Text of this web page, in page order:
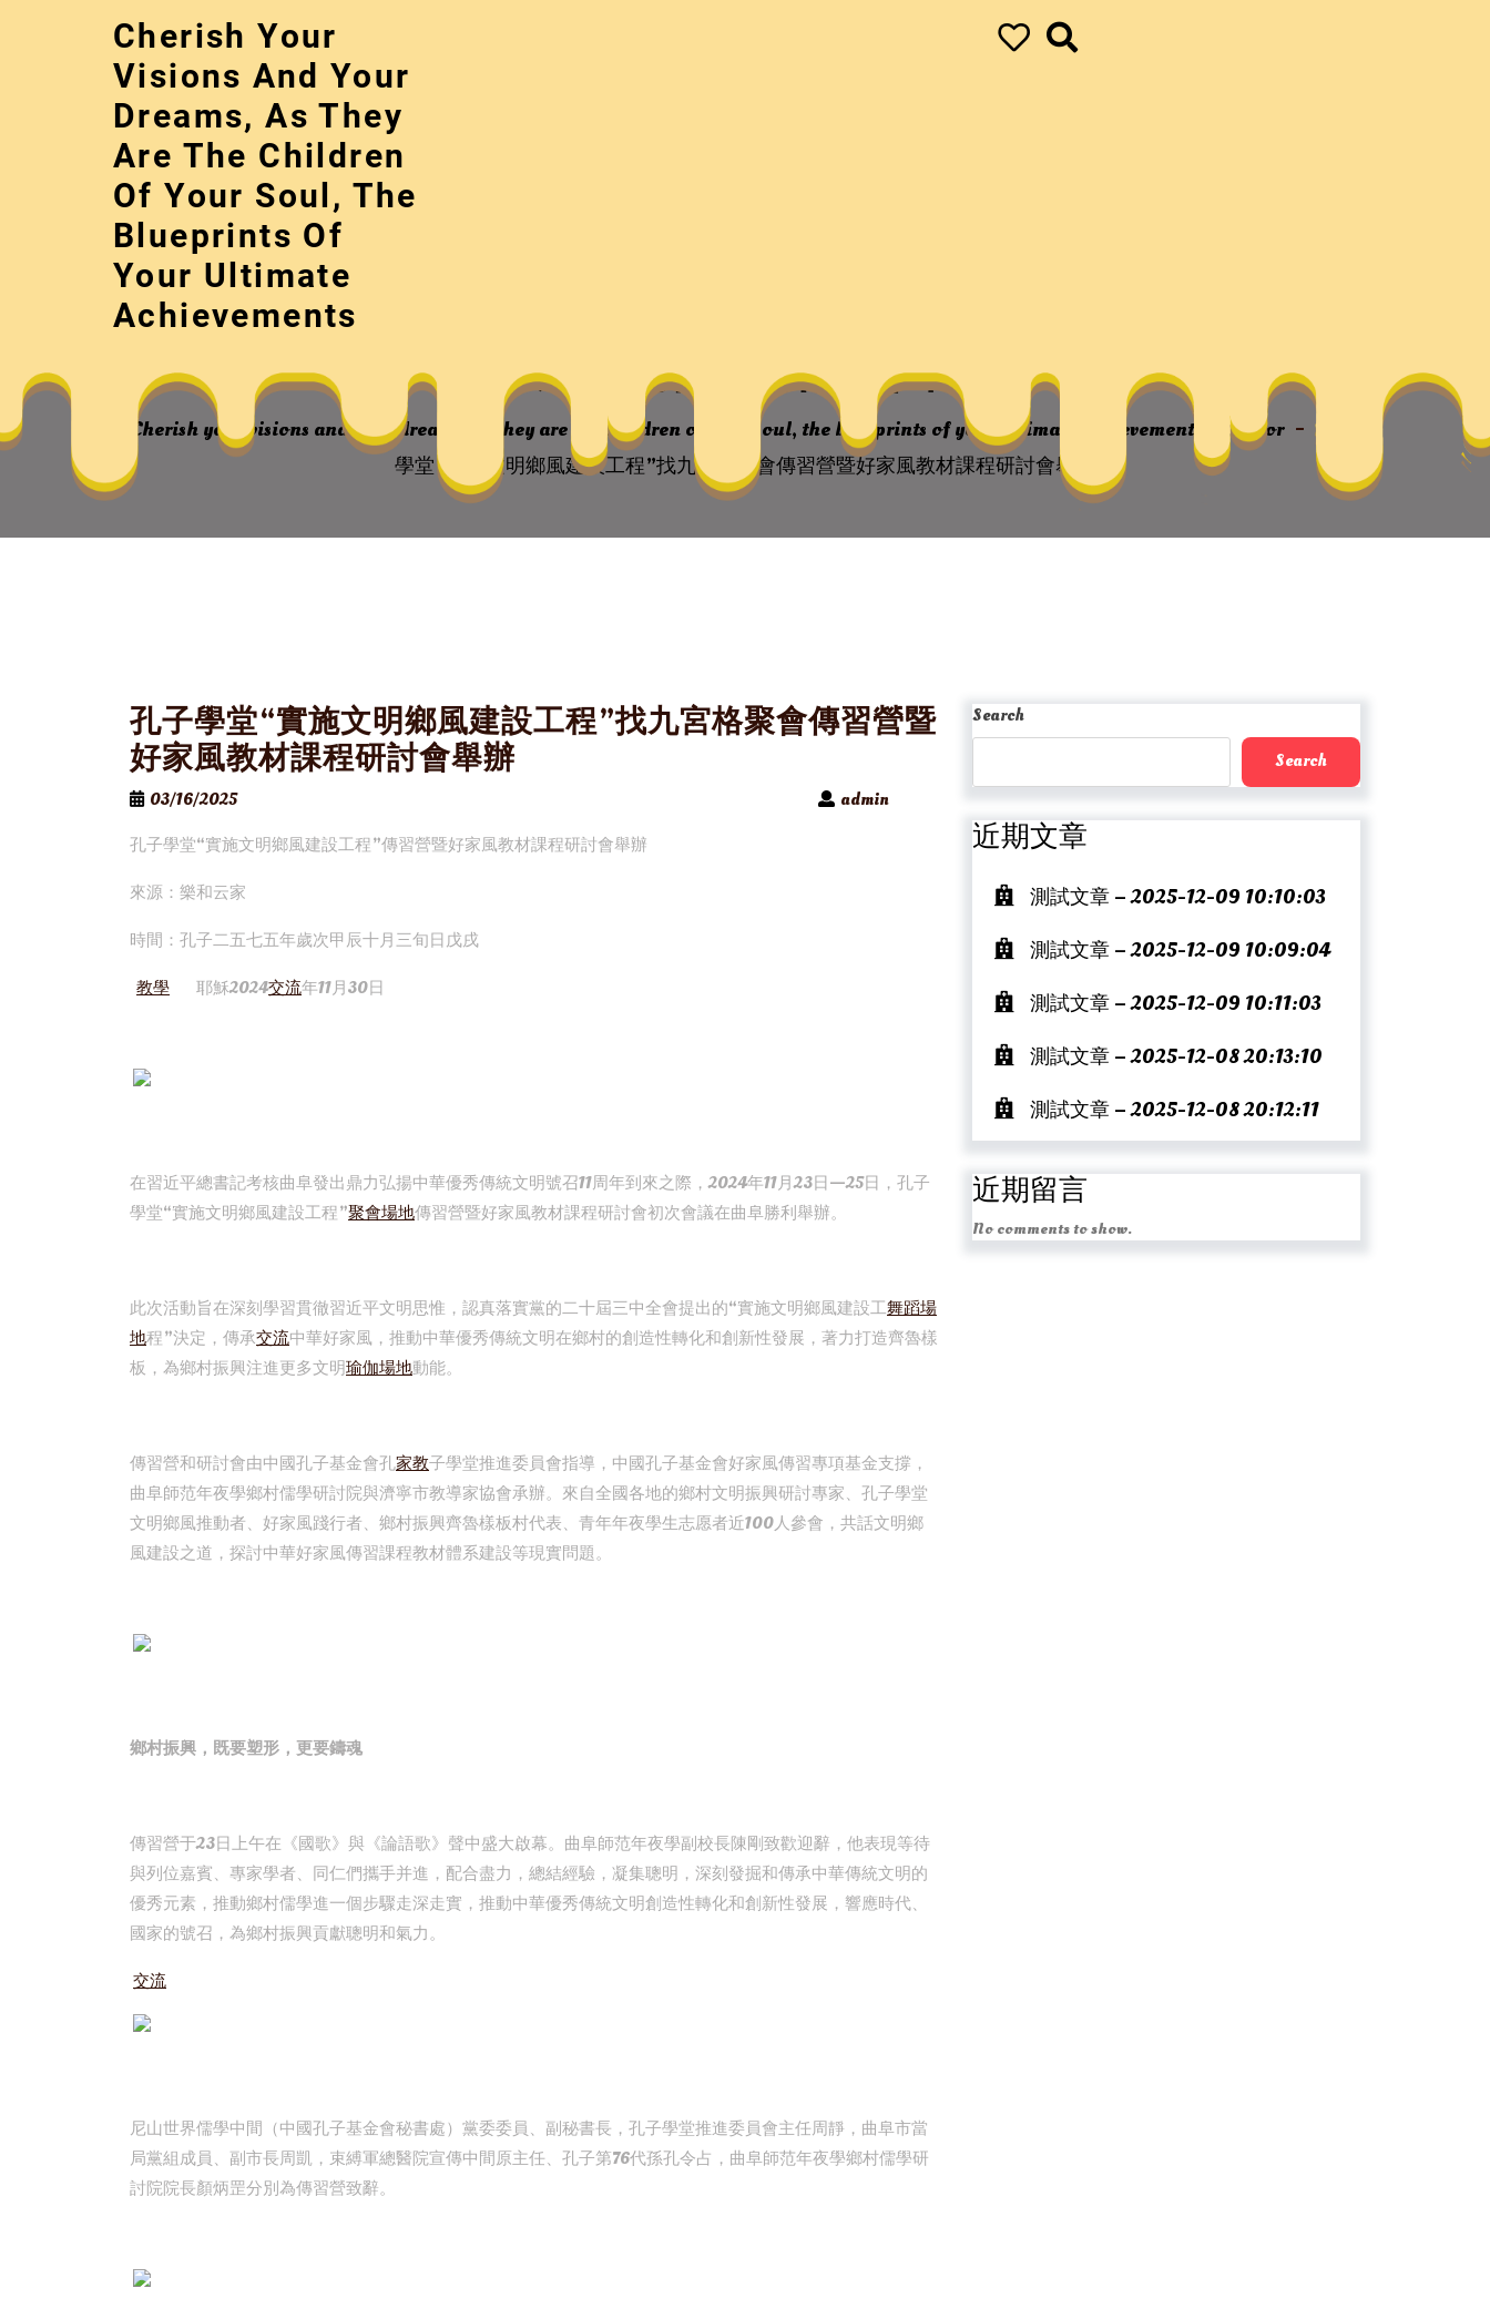
Cherish Your
Visions And Your
Dreams, As They
Are The Children
Of Your Soul, The
Blueprints Of
Your Ultimate
Achievements
孔子學堂“實施文明鄉風建設工程”找九宮格聚會傳習營暨好
家風教材課程研討會舉辦
Cherish your visions and your dreams, as they are the children of your soul, the blueprints of your ultimate achievements vapor
孔子
學堂“實施文明鄉風建設工程”找九宮格聚會傳習營暨好家風教材課程研討會舉辦
孔子學堂“實施文明鄉風建設工程”找九宮格聚會傳習營暨
好家風教材課程研討會舉辦
03/16/2025
admin
孔子學堂“實施文明鄉風建設工程”傳習營暨好家風教材課程研討會舉辦
來源：樂和云家
時間：孔子二五七五年歲次甲辰十月三旬日戊戌
教學 耶穌2024交流年11月30日
在習近平總書記考核曲阜發出鼎力弘揚中華優秀傳統文明號召11周年到來之際，2024年11月23日—25日，孔子
學堂“實施文明鄉風建設工程”聚會場地傳習營暨好家風教材課程研討會初次會議在曲阜勝利舉辦。
此次活動旨在深刻學習貫徹習近平文明思惟，認真落實黨的二十屆三中全會提出的“實施文明鄉風建設工舞蹈場
地程”決定，傳承交流中華好家風，推動中華優秀傳統文明在鄉村的創造性轉化和創新性發展，著力打造齊魯樣
板，為鄉村振興注進更多文明瑜伽場地動能。
傳習營和研討會由中國孔子基金會孔家教子學堂推進委員會指導，中國孔子基金會好家風傳習專項基金支撐，
曲阜師范年夜學鄉村儒學研討院與濟寧市教導家協會承辦。來自全國各地的鄉村文明振興研討專家、孔子學堂
文明鄉風推動者、好家風踐行者、鄉村振興齊魯樣板村代表、青年年夜學生志愿者近100人參會，共話文明鄉
風建設之道，探討中華好家風傳習課程教材體系建設等現實問題。
鄉村振興，既要塑形，更要鑄魂
傳習營于23日上午在《國歌》與《論語歌》聲中盛大啟幕。曲阜師范年夜學副校長陳剛致歡迎辭，他表現等待
與列位嘉賓、專家學者、同仁們攜手并進，配合盡力，總結經驗，凝集聰明，深刻發掘和傳承中華傳統文明的
優秀元素，推動鄉村儒學進一個步驟走深走實，推動中華優秀傳統文明創造性轉化和創新性發展，響應時代、
國家的號召，為鄉村振興貢獻聰明和氣力。
交流
尼山世界儒學中間（中國孔子基金會秘書處）黨委委員、副秘書長，孔子學堂推進委員會主任周靜，曲阜市當
局黨組成員、副市長周凱，束縛軍總醫院宣傳中間原主任、孔子第76代孫孔令占，曲阜師范年夜學鄉村儒學研
討院院長顏炳罡分別為傳習營致辭。
Search
Search
近期文章
測試文章 – 2025-12-09 10:10:03
測試文章 – 2025-12-09 10:09:04
測試文章 – 2025-12-09 10:11:03
測試文章 – 2025-12-08 20:13:10
測試文章 – 2025-12-08 20:12:11
近期留言
No comments to show.